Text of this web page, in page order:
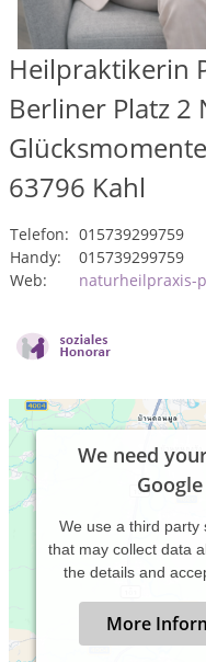
Heilpraktikerin
Berliner Platz
Glücksmomente
63796 Kahl
Telefon: 015739299759
Handy:
015739299759
Web:
naturheilpraxis-
We need
We use a third party
that may collect data
the details and
More